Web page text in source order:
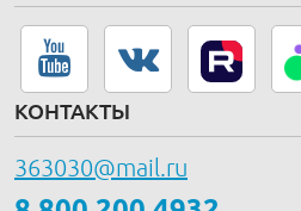
КОНТАКТЫ
363030@mail.ru